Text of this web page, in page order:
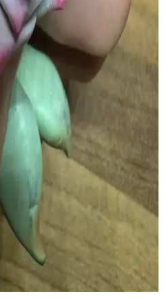
Tasarımı: Teknikler ve
ilham alan polimer kil
hizalanmayan renklerle özgünlük
ve fırınlama teknikleri
Kulübesi ve
Detayları
ahşap kulübesi ve minyatür
sahneler sunuyor. Sanatçı,
yaratıyor.
İçin Sukulent Yapımı ve
yapımı, doğru boyutlandırma,
dayanıklılık gibi zorluklar içerir.
elde edilir.